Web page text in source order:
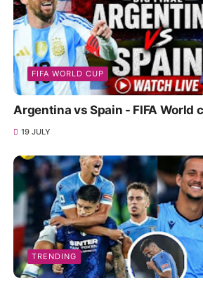
FIFA WORLD CUP
Argentina vs Spain - FIFA World
19 JULY
TRENDING